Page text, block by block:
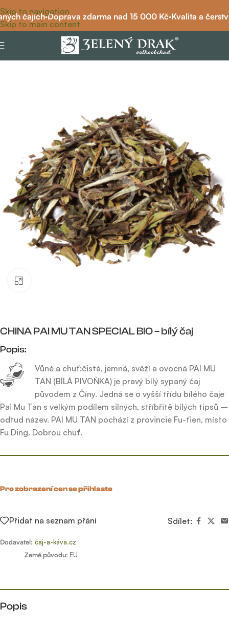
Skip to navigation
Skip to main content
čajích·Doprava zdarma nad 15 000 Kč·Kvalita a
bílý čaj bio
CHINA PAI MU TAN SPECIAL BIO – bílý čaj
Popis:
Vůně a chuť:čistá, jemná, svěží a ovocná PAI MU
TAN (BÍLÁ PIVOŇKA) je pravý bílý sypaný čaj
původem z Číny. Jedná se o vyšší třídu bílého čaje
Pai Mu Tan s velkým podílem silných, stříbřitě bílých tipsů –
odtud název. PAI MU TAN pochází z provincie Fu-ťien, místo
Fu Ding. Dobrou chuť.
Pro zobrazení cen se přihlaste
Přidat na seznam přání Sdílet:
Dodavatel: čaj-a-káva.cz
Země původu: EU
Popis